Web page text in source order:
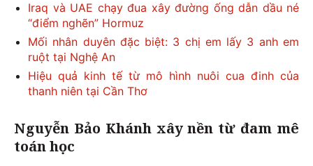
Iraq và UAE chạy đua xây đường ống dẫn dầu né
“điểm nghẽn” Hormuz
Mối nhân duyên đặc biệt: 3 chị em lấy 3 anh em
ruột tại Nghệ An
Hiệu quả kinh tế từ mô hình nuôi cua đinh của
thanh niên tại Cần Thơ
Nguyễn Bảo Khánh xây nền từ đam mê
toán học